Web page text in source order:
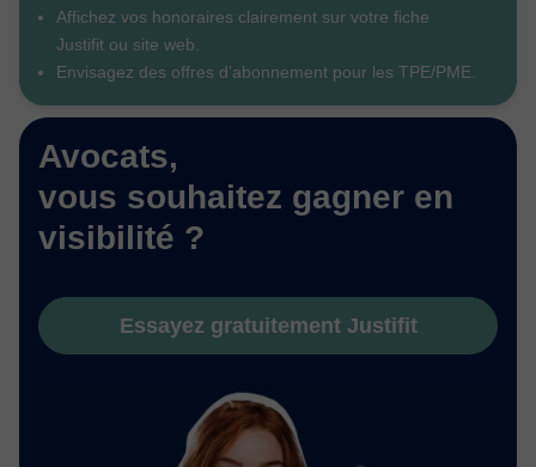
Affichez vos honoraires clairement sur votre fiche
Justifit ou site web.
Envisagez des offres d’abonnement pour les TPE/PME.
Avocats,
vous souhaitez gagner en
visibilité ?
Essayez gratuitement Justifit